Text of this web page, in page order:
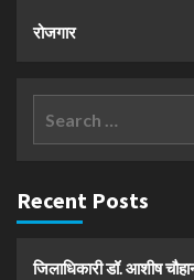
रोजगार
Recent Posts
जिलाधिकारी डॉ. आशीष